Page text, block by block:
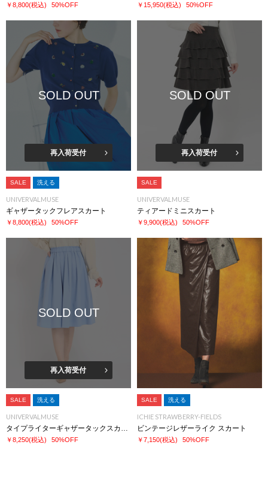
￥8,800(税込) 50%OFF ￥15,950(税込) 50%OFF
SOLD OUT
再入荷受付
SALE 洗える
UNIVERVALMUSE
ギャザータックフレアスカート
￥8,800(税込) 50%OFF
SOLD OUT
再入荷受付
SALE
UNIVERVALMUSE
ティアードミニスカート
￥9,900(税込) 50%OFF
SOLD OUT
再入荷受付
SALE 洗える
UNIVERVALMUSE
￥8,250(税込) 50%OFF
SALE 洗える
ICHIE STRAWBERRY-FIELDS
ビンテージレザーライク スカート
￥7,150(税込) 50%OFF